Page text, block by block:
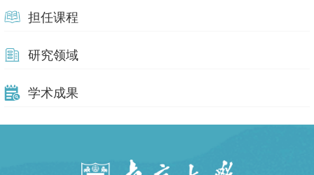
担任课程
研究领域
学术成果